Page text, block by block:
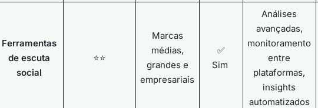
Ferramentas
de escuta
social
⭐⭐
Marcas
médias,
grandes e
empresariais
✅
Sim
Análises
avançadas,
monitoramento
entre
plataformas,
insights
automatizados